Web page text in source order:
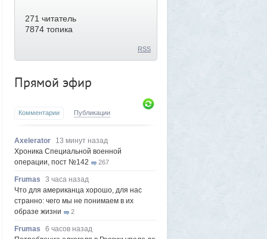
271 читатель
7874 топика
RSS
Прямой эфир
Комментарии Публикации
Axelerator
13 минут назад
Хроника Специальной военной
операции, пост №142
267
Frumas
3 часа назад
Что для американца хорошо, для нас
странно: чего мы не понимаем в их
образе жизни
2
Frumas
6 часов назад